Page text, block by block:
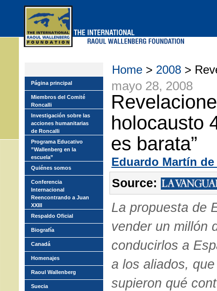
Home > 2008 >
mayo 28, 2008
holocausto
es barata”
Eduardo Martín
Source:
La propuesta de
vender un millón
conducirlos a
a los aliados,
supieron qué
Página principal
Miembros del Comité
Roncalli
Investigación sobre las
acciones humanitarias
de Roncalli
Programa Educativo
”Wallenberg en la
escuela”
Quiénes somos
Conferencia
Internacional
Reencontrando a Juan
XXIII
Respaldo Oficial
Biografía
Canadá
Homenajes
Raoul Wallenberg
Suecia